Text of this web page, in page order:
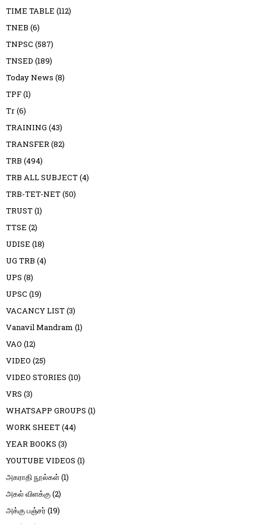
TIME TABLE (112)
TNEB (6)
TNPSC (587)
TNSED (189)
Today News (8)
TPF(1)
Tr(6)
TRAINING (43)
TRANSFER(82)
TRB (494)
TRB ALL SUBJECT(4)
TRB-TET-NET(50)
TRUST(1)
TTSE (2)
UDISE (18)
UG TRB (4)
UPS (8)
UPSC (19)
VACANCY LIST(3)
Vanavil Mandram (1)
VAO (12)
VIDEO (25)
VIDEO STORIES (10)
VRS (3)
WHATSAPP GROUPS (1)
WORK SHEET(44)
YEAR BOOKS (3)
YOUTUBE VIDEOS (1)
அகராதி நூல்கள்(1)
அகல் விளக்கு(2)
அக்கு பஞ்சர் (19)